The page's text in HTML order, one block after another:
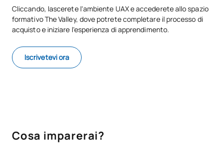
Cliccando, lascerete l'ambiente UAX e accederete allo spazio
formativo The Valley, dove potrete completare il processo di
acquisto e iniziare l'esperienza di apprendimento.
Iscrivetevi ora
Cosa imparerai?